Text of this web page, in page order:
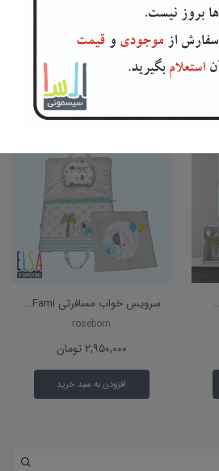
سرویس خواب مسافرتی Fami...
roseborn
۲,۹۵۰,۰۰۰ تومان
افزودن به سبد خرید